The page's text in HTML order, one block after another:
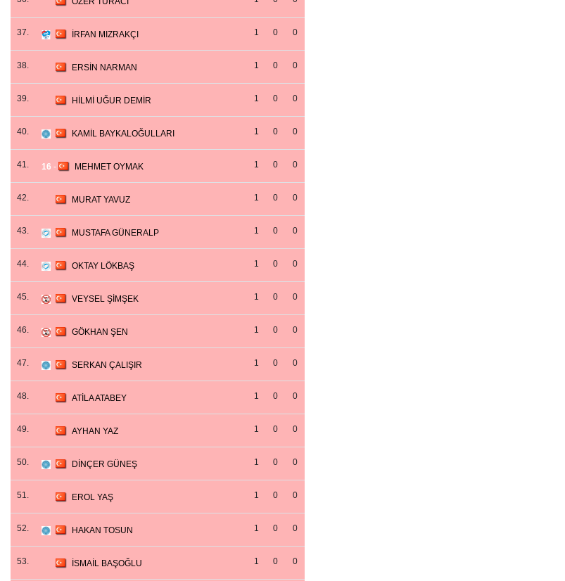
37. İRFAN MIZRAKÇI 1 0 0
38. ERSİN NARMAN 1 0 0
39. HİLMİ UĞUR DEMİR 1 0 0
40. KAMİL BAYKALOĞULLARI 1 0 0
41. 16 - MEHMET OYMAK 1 0 0
42. MURAT YAVUZ 1 0 0
43. MUSTAFA GÜNERALP 1 0 0
44. OKTAY LÖKBAŞ 1 0 0
45. VEYSEL ŞİMŞEK 1 0 0
46. GÖKHAN ŞEN 1 0 0
47. SERKAN ÇALIŞIR 1 0 0
48. ATİLA ATABEY 1 0 0
49. AYHAN YAZ 1 0 0
50. DİNÇER GÜNEŞ 1 0 0
51. EROL YAŞ 1 0 0
52. HAKAN TOSUN 1 0 0
53. İSMAİL BAŞOĞLU 1 0 0